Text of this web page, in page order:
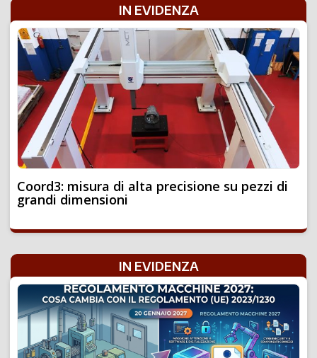
IN EVIDENZA
Coord3: misura di alta precisione su pezzi di
grandi dimensioni
IN EVIDENZA